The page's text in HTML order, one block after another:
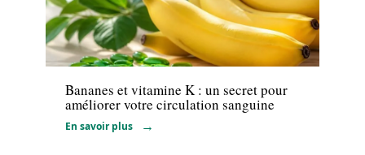
Santé
Bananes et vitamine K : un secret pour
améliorer votre circulation sanguine
En savoir plus